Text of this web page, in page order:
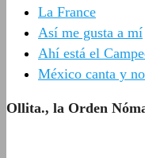
La France
Así me gusta a mí
Ahí está el
México canta y
Ollita., la Orden